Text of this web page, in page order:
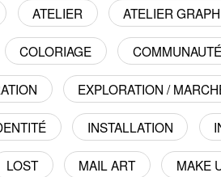
ATELIER ATELIER
COLORIAGE COMMUNAUTÉ
EXPLORATION /
INSTALLATION
LOST MAIL ART MAKE